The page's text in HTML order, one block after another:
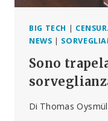
BIG TECH |
NEWS |
Sono
Di Thomas